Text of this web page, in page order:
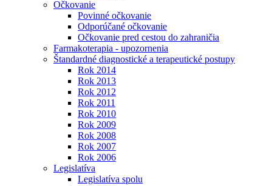
Očkovanie
Povinné očkovanie
Odporúčané očkovanie
Očkovanie pred cestou do zahraničia
Farmakoterapia - upozornenia
Štandardné diagnostické a terapeutické postupy
Rok 2014
Rok 2013
Rok 2012
Rok 2011
Rok 2010
Rok 2009
Rok 2008
Rok 2007
Rok 2006
Legislatíva
Legislatíva spolu